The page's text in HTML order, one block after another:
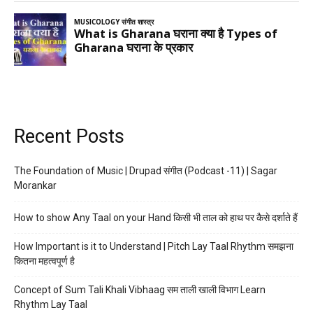
Recent Posts
The Foundation of Music | Drupad संगीत (Podcast -11) | Sagar
Morankar
How to show Any Taal on your Hand किसी भी ताल को हाथ पर कैसे दर्शाते हैं
How Important is it to Understand | Pitch Lay Taal Rhythm समझना
कितना महत्वपूर्ण है
Concept of Sum Tali Khali Vibhaag सम ताली खाली विभाग Learn
Rhythm Lay Taal